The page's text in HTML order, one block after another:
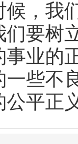
，我
要树
业的
一些不
公平正